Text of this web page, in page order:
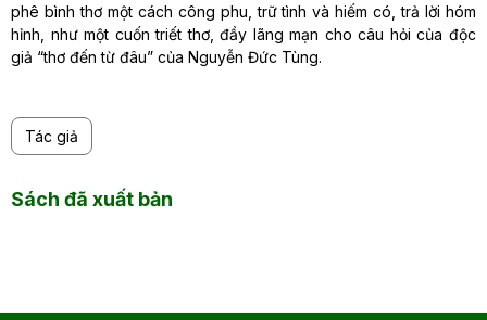
phê bình thơ một cách công phu, trữ tình và hiếm có, trả lời hóm
hỉnh, như một cuốn triết thơ, đầy lãng mạn cho câu hỏi của độc
giả “thơ đến từ đâu” của Nguyễn Đức Tùng.
Tác giả
Sách đã xuất bản